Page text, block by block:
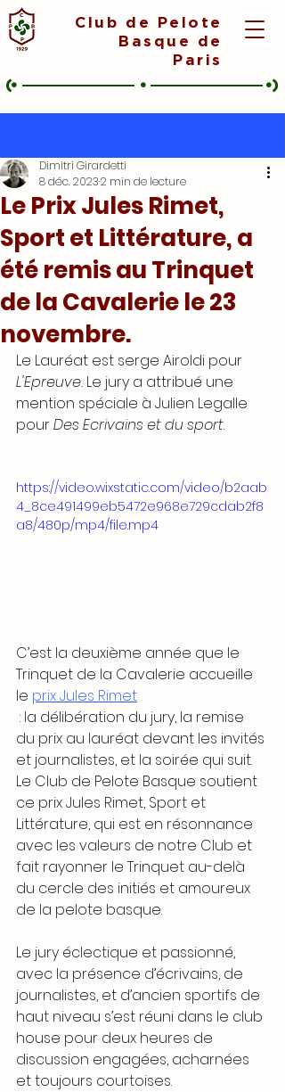
Club de Pelote
Basque de
Paris
(• • •)
Le Prix Jules Rimet,
Sport et Littérature, a
été remis au Trinquet
de la Cavalerie le 23
novembre.
Dimitri Girardetti
8 déc. 20232 min de lecture
Le Lauréat est serge Airoldi pour
L'Epreuve. Le jury a attribué une
mention spéciale à Julien Legalle
pour Des Ecrivains et du sport.
https://video.wixstatic.com/video/b2aab
4_8ce491499eb5472e968e729cdab2f8
a8/480p/mp4/file.mp4
C’est la deuxième année que le
Trinquet de la Cavalerie accueille
le prix Jules Rimet
du prix au lauréat devant les invités
et journalistes, et la soirée qui suit.
Le Club de Pelote Basque soutient
ce prix Jules Rimet, Sport et
Littérature, qui est en résonnance
avec les valeurs de notre Club et
fait rayonner le Trinquet au-delà
du cercle des initiés et amoureux
de la pelote basque.
Le jury éclectique et passionné,
avec la présence d’écrivains, de
journalistes, et d’ancien sportifs de
haut niveau s’est réuni dans le club
house pour deux heures de
discussion engagées, acharnées
et toujours courtoises.